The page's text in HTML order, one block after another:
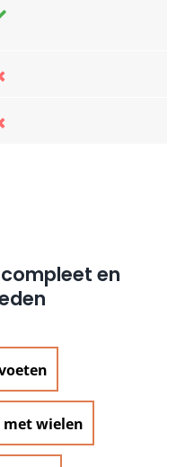
en
met wielen